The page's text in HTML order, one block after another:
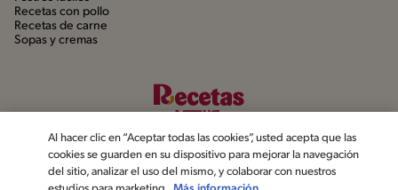
Recetas con pollo
Recetas de carne
Sopas y cremas
Al hacer clic en “Aceptar todas las cookies”, usted acepta que las
cookies se guarden en su dispositivo para mejorar la navegación
del sitio, analizar el uso del mismo, y colaborar con nuestros